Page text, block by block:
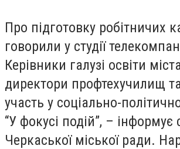
Про підготовку робітничих
говорили у студії
Керівники галузі освіти
директори профтехучилищ
участь у соціально-
“У фокусі подій”, – інформує
Черкаської міської ради.